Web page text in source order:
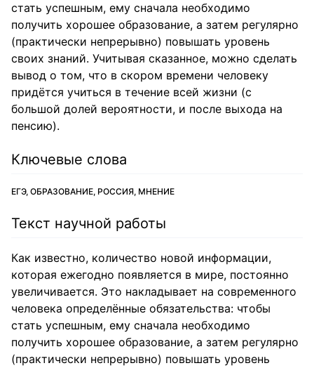
стать успешным, ему сначала необходимо
получить хорошее образование, а затем регулярно
(практически непрерывно) повышать уровень
своих знаний. Учитывая сказанное, можно сделать
вывод о том, что в скором времени человеку
придётся учиться в течение всей жизни (c
большой долей вероятности, и после выхода на
пенсию).
Ключевые слова
ЕГЭ, ОБРАЗОВАНИЕ, РОССИЯ, МНЕНИЕ
Текст научной работы
Как известно, количество новой информации,
которая ежегодно появляется в мире, постоянно
увеличивается. Это накладывает на современного
человека определённые обязательства: чтобы
стать успешным, ему сначала необходимо
получить хорошее образование, а затем регулярно
(практически непрерывно) повышать уровень